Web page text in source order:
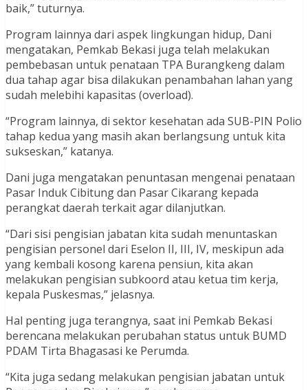
baik,” tuturnya.
Program lainnya dari aspek lingkungan hidup, Dani
mengatakan, Pemkab Bekasi juga telah melakukan
pembebasan untuk penataan TPA Burangkeng dalam
dua tahap agar bisa dilakukan penambahan lahan yang
sudah melebihi kapasitas (overload).
“Program lainnya, di sektor kesehatan ada SUB-PIN Polio
tahap kedua yang masih akan berlangsung untuk kita
sukseskan,” katanya.
Dani juga mengatakan penuntasan mengenai penataan
Pasar Induk Cibitung dan Pasar Cikarang kepada
perangkat daerah terkait agar dilanjutkan.
“Dari sisi pengisian jabatan kita sudah menuntaskan
pengisian personel dari Eselon II, III, IV, meskipun ada
yang kembali kosong karena pensiun, kita akan
melakukan pengisian subkoord atau ketua tim kerja,
kepala Puskesmas,” jelasnya.
Hal penting juga terangnya, saat ini Pemkab Bekasi
berencana melakukan perubahan status untuk BUMD
PDAM Tirta Bhagasasi ke Perumda.
“Kita juga sedang melakukan pengisian jabatan untuk